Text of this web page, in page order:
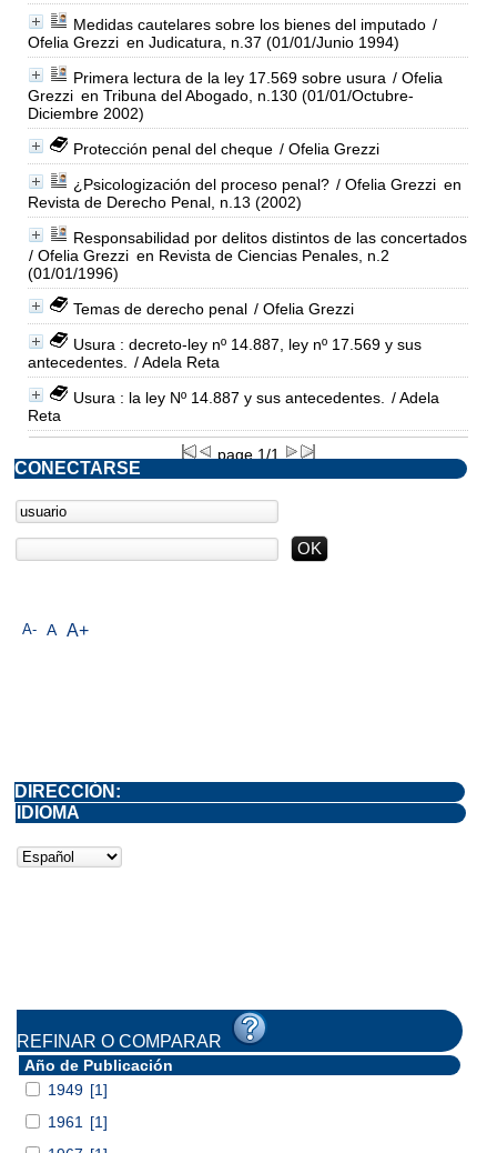
Medidas cautelares sobre los bienes del imputado /
Ofelia Grezzi en Judicatura, n.37 (01/01/Junio 1994)
Primera lectura de la ley 17.569 sobre usura / Ofelia
Grezzi en Tribuna del Abogado, n.130 (01/01/Octubre-
Diciembre 2002)
Protección penal del cheque / Ofelia Grezzi
¿Psicologización del proceso penal? / Ofelia Grezzi en
Revista de Derecho Penal, n.13 (2002)
Responsabilidad por delitos distintos de las concertados
/ Ofelia Grezzi en Revista de Ciencias Penales, n.2
(01/01/1996)
Temas de derecho penal / Ofelia Grezzi
Usura : decreto-ley nº 14.887, ley nº 17.569 y sus
antecedentes.
/ Adela Reta
Usura : la ley Nº 14.887 y sus antecedentes.
/ Adela
Reta
page 1/1
A- A A+
CONECTARSE
DIRECCIÓN:
IDIOMA
REFINAR O COMPARAR
Año de Publicación
1949 [1]
1961
[1]